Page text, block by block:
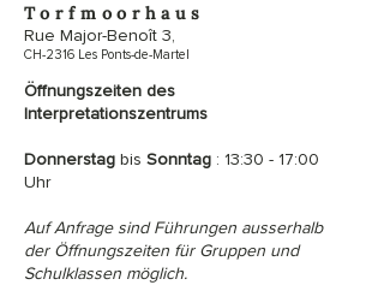
Torfmoorhaus
Rue Major-Benoît 3,
CH-2316 Les Ponts-de-Martel
Öffnungszeiten des
Interpretationszentrums
Donnerstag bis Sonntag : 13:30 - 17:00
Uhr
Auf Anfrage sind Führungen ausserhalb
der Öffnungszeiten für Gruppen und
Schulklassen möglich.